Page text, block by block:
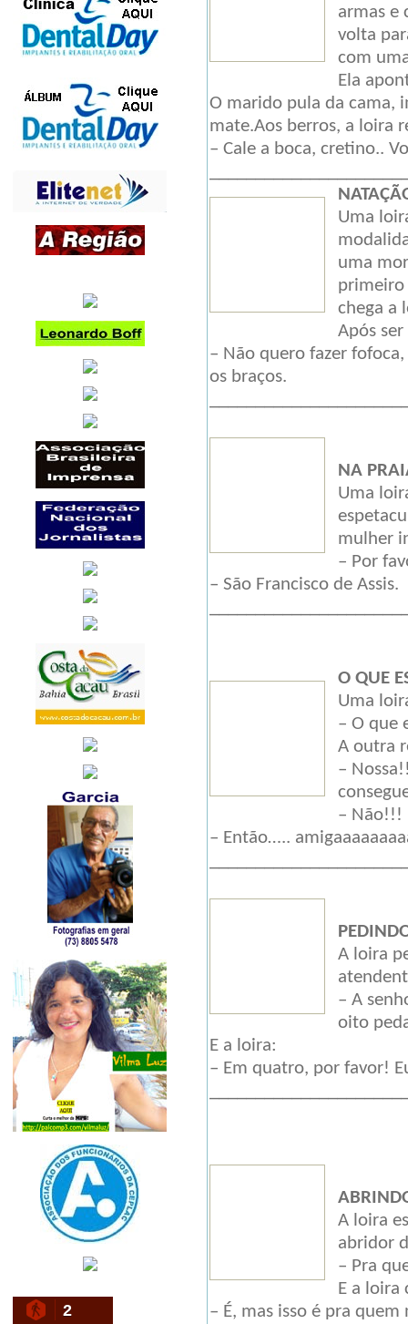
2
armas e
volta
com
Ela
O marido pula da cama,
mate.Aos berros, a loira
– Cale a boca, cretino..
Uma
uma
primeiro
chega a
Após
– Não quero fazer
os braços.
NA
Uma
mulher
– Por
– São Francisco de Assis.
O QUE
Uma
– O que
A outra
–
– Não!!!
– Então…..
A loira
– A
oito
E a loira:
– Em quatro, por favor!
A loira
abridor
– Pra
E a loira
– É, mas isso é pra